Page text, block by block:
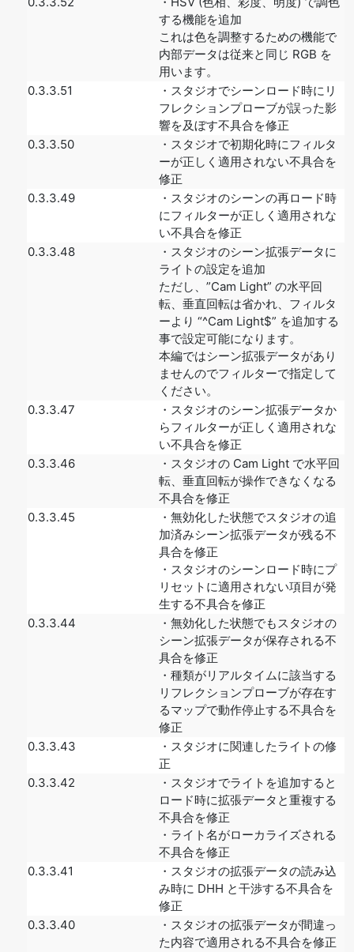
する機能を追加
これは色を調整するための機能で
内部データは従来と同じ RGB を
用います。
0.3.3.51
・スタジオでシーンロード時にリ
フレクションプローブが誤った影
響を及ぼす不具合を修正
0.3.3.50
・スタジオで初期化時にフィルタ
ーが正しく適用されない不具合を
修正
0.3.3.49
・スタジオのシーンの再ロード時
にフィルターが正しく適用されな
い不具合を修正
0.3.3.48
・スタジオのシーン拡張データに
ライトの設定を追加
ただし、”Cam Light” の水平回
転、垂直回転は省かれ、フィルタ
ーより “^Cam Light$” を追加する
事で設定可能になります。
本編ではシーン拡張データがあり
ませんのでフィルターで指定して
ください。
0.3.3.47
・スタジオのシーン拡張データか
らフィルターが正しく適用されな
い不具合を修正
0.3.3.46
・スタジオの Cam Light で水平回
転、垂直回転が操作できなくなる
不具合を修正
0.3.3.45
・無効化した状態でスタジオの追
加済みシーン拡張データが残る不
具合を修正
・スタジオのシーンロード時にプ
リセットに適用されない項目が発
生する不具合を修正
0.3.3.44
・無効化した状態でもスタジオの
シーン拡張データが保存される不
具合を修正
・種類がリアルタイムに該当する
リフレクションプローブが存在す
るマップで動作停止する不具合を
修正
0.3.3.43
・スタジオに関連したライトの修
正
0.3.3.42
・スタジオでライトを追加すると
ロード時に拡張データと重複する
不具合を修正
・ライト名がローカライズされる
不具合を修正
0.3.3.41
・スタジオの拡張データの読み込
み時に DHH と干渉する不具合を
修正
0.3.3.40
・スタジオの拡張データが間違っ
た内容で適用される不具合を修正